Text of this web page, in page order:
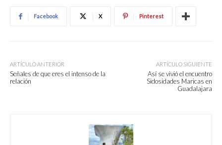
Facebook X Pinterest
ARTÍCULO ANTERIOR
Señales de que eres el intenso de la
relación
ARTÍCULO SIGUIENTE
Así se vivió el encuentro
Sidosidades Maricas en
Guadalajara